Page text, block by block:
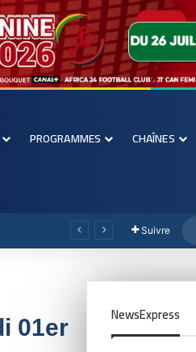
PROGRAMMES CHAÎNES
Suivre
01er
NewsExpress